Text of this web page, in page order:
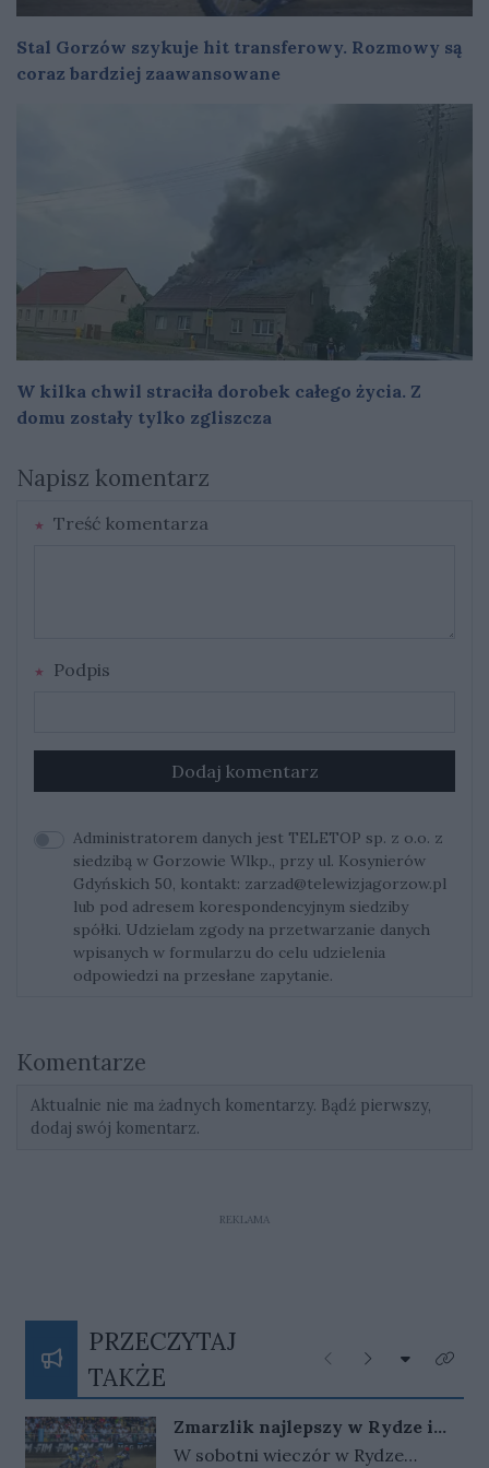
Stal Gorzów szykuje hit transferowy. Rozmowy są
coraz bardziej zaawansowane
W kilka chwil straciła dorobek całego życia. Z
domu zostały tylko zgliszcza
Napisz komentarz
Treść komentarza
Podpis
Dodaj komentarz
Administratorem danych jest TELETOP sp. z o.o. z
siedzibą w Gorzowie Wlkp., przy ul. Kosynierów
Gdyńskich 50, kontakt: zarzad@telewizjagorzow.pl
lub pod adresem korespondencyjnym siedziby
spółki. Udzielam zgody na przetwarzanie danych
wpisanych w formularzu do celu udzielenia
odpowiedzi na przesłane zapytanie.
Komentarze
Aktualnie nie ma żadnych komentarzy. Bądź pierwszy,
dodaj swój komentarz.
REKLAMA
PRZECZYTAJ
TAKŻE
Poprzednie
Następne
Rozwiń
Kliknij
Zmarzlik najlepszy w Rydze i
ponownie ze złotym plastronem!
W sobotni wieczór w Rydze